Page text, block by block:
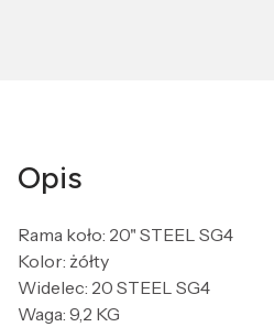
Opis
Rama koło: 20" STEEL SG4
Kolor: żółty
Widelec: 20 STEEL SG4
Waga: 9,2 KG